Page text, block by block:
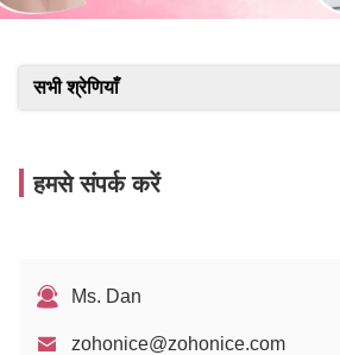
सभी श्रेणियाँ
हमसे संपर्क करें
Ms. Dan
zohonice@zohonice.com